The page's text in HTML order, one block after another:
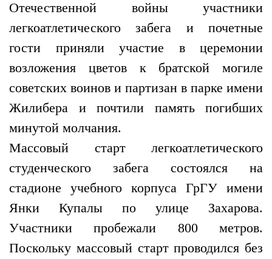
Отечественной войны участники
легкоатлетического забега и почетные
гости приняли участие в церемонии
возложения цветов к братской могиле
советских воинов и партизан в парке имени
Жилибера и почтили память погибших
минутой молчания.
Массовый старт легкоатлетического
студенческого забега состоялся на
стадионе учебного корпуса ГрГУ имени
Янки Купалы по улице Захарова.
Участники пробежали 800 метров.
Поскольку массовый старт проводился без